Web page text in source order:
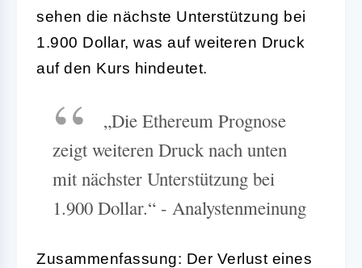
sehen die nächste Unterstützung bei
1.900 Dollar, was auf weiteren Druck
auf den Kurs hindeutet.
„Die Ethereum Prognose
zeigt weiteren Druck nach unten
mit nächster Unterstützung bei
1.900 Dollar.“ - Analystenmeinung
Zusammenfassung: Der Verlust eines